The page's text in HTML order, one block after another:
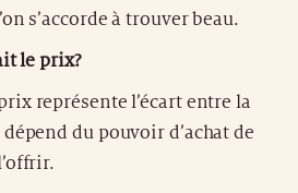
s’accorde à trouver beau.
le prix?
représente l’écart entre la
du pouvoir d’achat de